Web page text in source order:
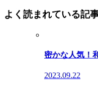
よく読まれている記
密かな人気！
2023.09.22